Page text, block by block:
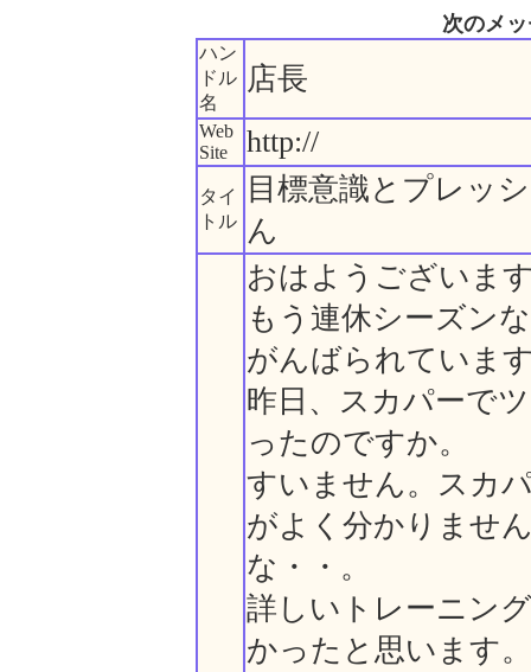
次のメ
ハン
ドル
名
店長
Web
Site
http://
タイ
トル
目標意識とプレッ
ん
おはようございま
もう連休シーズン
がんばられていま
昨日、スカパーで
ったのですか。
すいません。スカ
がよく分かりませ
な・・。
詳しいトレーニン
かったと思います。